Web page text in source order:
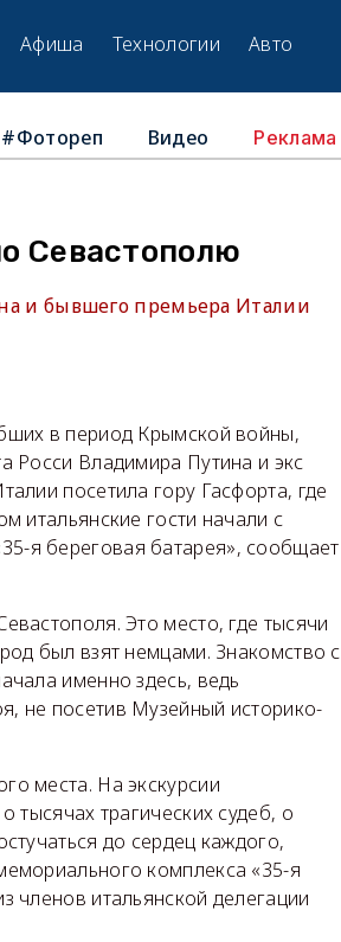
Афиша Технологии Авто
#Фотореп Видео Реклама
Севастополю
и бывшего премьера Италии
в период Крымской войны,
Росси Владимира Путина и экс
посетила гору Гасфорта, где
итальянские гости начали с
я береговая батарея», сообщает
Это место, где тысячи
был взят немцами. Знакомство с
именно здесь, ведь
не посетив Музейный историко-
места. На экскурсии
тысячах трагических судеб, о
до сердец каждого,
комплекса «35-я
членов итальянской делегации